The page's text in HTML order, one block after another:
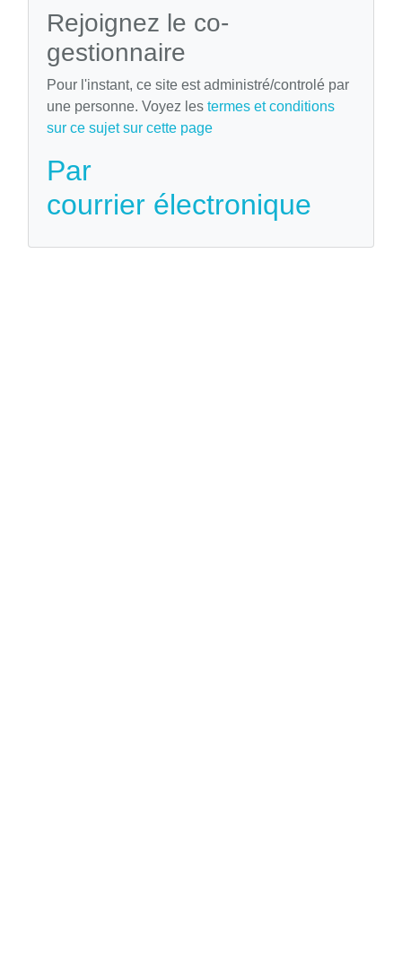
Rejoignez le co-
gestionnaire
Pour l'instant, ce site est administré/controlé par
une personne. Voyez les termes et conditions
sur ce sujet sur cette page
Par
courrier électronique